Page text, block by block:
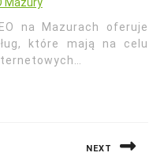
na Mazurach oferuje
które mają na celu
NEXT